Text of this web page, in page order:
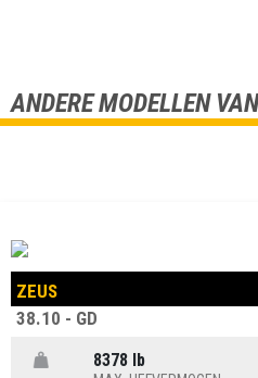
ANDERE MODELLEN
ZEUS
38.10 - GD
8378 lb